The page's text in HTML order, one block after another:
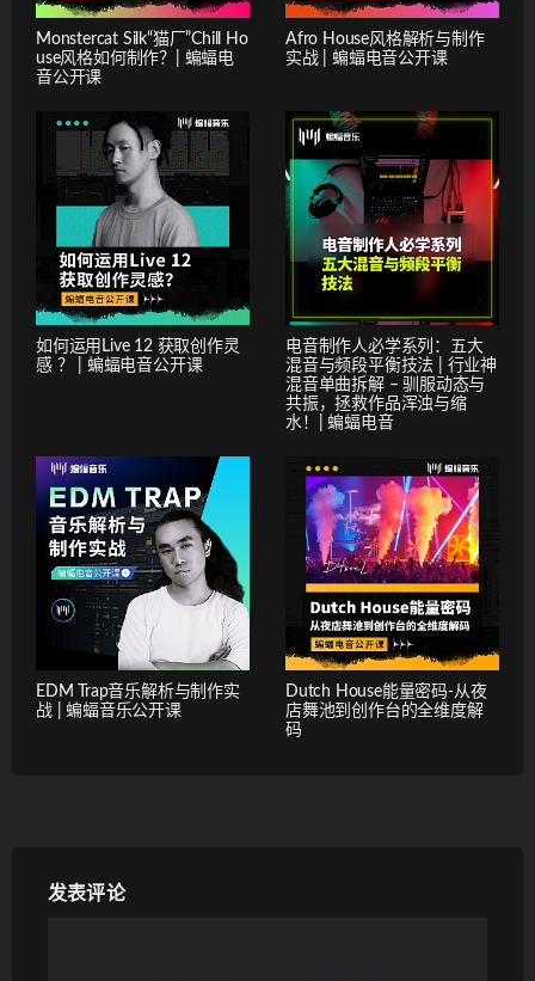
Monstercat Silk“猫厂”Chill Ho
use风格如何制作？| 蝙蝠电
音公开课
Afro House风格解析与制作
实战 | 蝙蝠电音公开课
如何运用Live 12 获取创作灵
感 ？ | 蝙蝠电音公开课
电音制作人必学系列：五大
混音与频段平衡技法 | 行业神
混音单曲拆解 – 驯服动态与
共振，拯救作品浑浊与缩
水！| 蝙蝠电音
EDM Trap音乐解析与制作实
战 | 蝙蝠音乐公开课
Dutch House能量密码-从夜
店舞池到创作台的全维度解
码
发表评论